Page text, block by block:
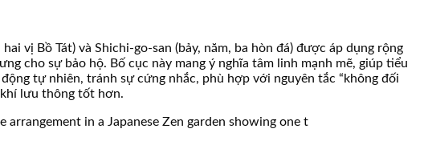
vị Bồ Tát) và Shichi-go-san (bảy, năm, ba hòn đá) được áp dụng rộng
cho sự bảo hộ. Bố cục này mang ý nghĩa tâm linh mạnh mẽ, giúp tiểu
tự nhiên, tránh sự cứng nhắc, phù hợp với nguyên tắc “không đối
khí lưu thông tốt hơn.